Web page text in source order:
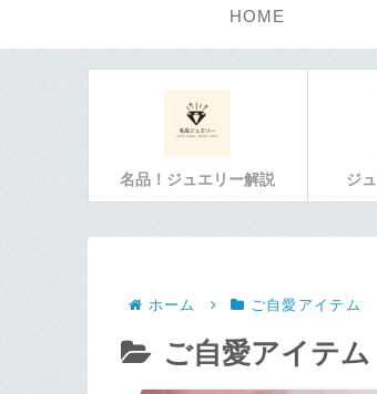
HOME
名品！ジュエリー解説 ジ
ホーム ご自愛アイテム
ご自愛アイテム